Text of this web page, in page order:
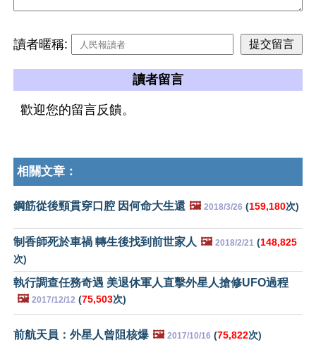
讀者暱稱:
讀者留言
歡迎您的留言反饋。
相關文章：
鋼筋從後頸貫穿口腔 因何命大生還 🖼️ 2018/3/26 (159,180次)
制香師死於車禍 轉生後找到前世家人 🖼️ 2018/2/21 (148,825
次)
執行調查任務奇遇 美退休軍人直擊外星人搶修UFO過程
🖼️ 2017/12/12 (75,503次)
前航天員：外星人曾阻核爆 🖼️ 2017/10/16 (75,822次)